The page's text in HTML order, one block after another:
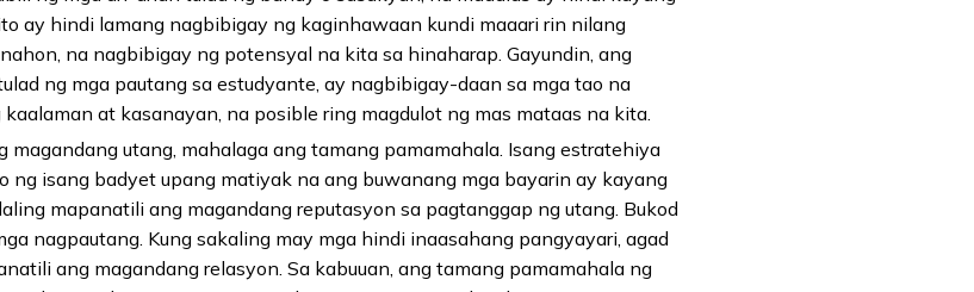
ay hindi lamang nagbibigay ng kaginhawaan kundi maaari rin nilang
na nagbibigay ng potensyal na kita sa hinaharap. Gayundin, ang
ng mga pautang sa estudyante, ay nagbibigay-daan sa mga tao na
at kasanayan, na posible ring magdulot ng mas mataas na kita.
utang, mahalaga ang tamang pamamahala. Isang estratehiya
ng isang badyet upang matiyak na ang buwanang mga bayarin ay kayang
mapanatili ang magandang reputasyon sa pagtanggap ng utang. Bukod
nagpautang. Kung sakaling may mga hindi inaasahang pangyayari, agad
ang magandang relasyon. Sa kabuuan, ang tamang pamamahala ng